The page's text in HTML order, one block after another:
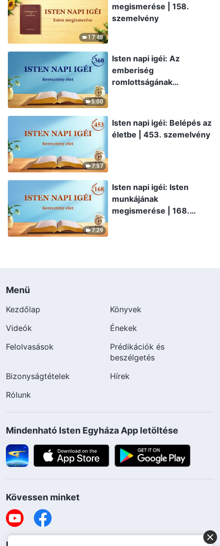
17:48
megismerése | 158.
szemelvény
5:00
Isten napi igéi: Az
emberiség
romlottságának
7:57
Isten napi igéi: Belépés az
életbe | 453. szemelvény
7:29
Isten napi igéi: Isten
munkájának
megismerése | 168.
Menü
Kezdőlap
Könyvek
Videók
Énekek
Felolvasások
Prédikációk és
beszélgetés
Bizonyságtételek
Hírek
Rólunk
Mindenható Isten Egyháza App letöltése
Kövessen minket